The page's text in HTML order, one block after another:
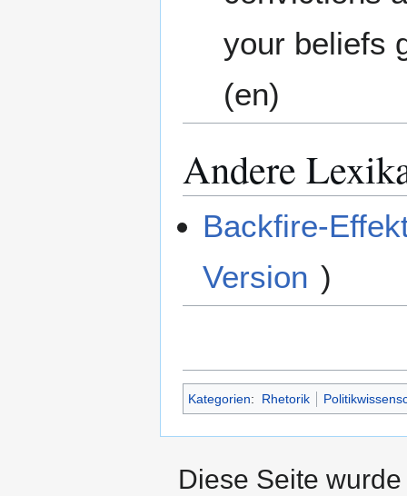
your beliefs
(en)
Andere
Backfire-
Version )
Kategorien: Rhetorik
Diese Seite